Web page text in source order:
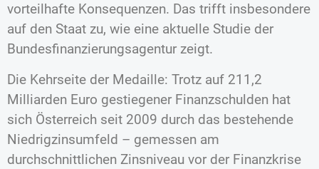
vorteilhafte Konsequenzen. Das trifft insbesondere
auf den Staat zu, wie eine aktuelle Studie der
Bundesfinanzierungsagentur zeigt.
Die Kehrseite der Medaille: Trotz auf 211,2
Milliarden Euro gestiegener Finanzschulden hat
sich Österreich seit 2009 durch das bestehende
Niedrigzinsumfeld – gemessen am
durchschnittlichen Zinsniveau vor der Finanzkrise